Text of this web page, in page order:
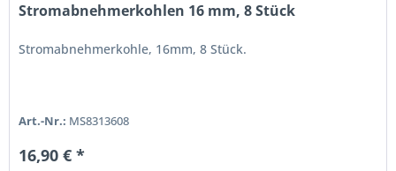
Stromabnehmerkohlen 16 mm, 8 Stück
Stromabnehmerkohle, 16mm, 8 Stück.
Art.-Nr.: MS8313608
16,90 € *